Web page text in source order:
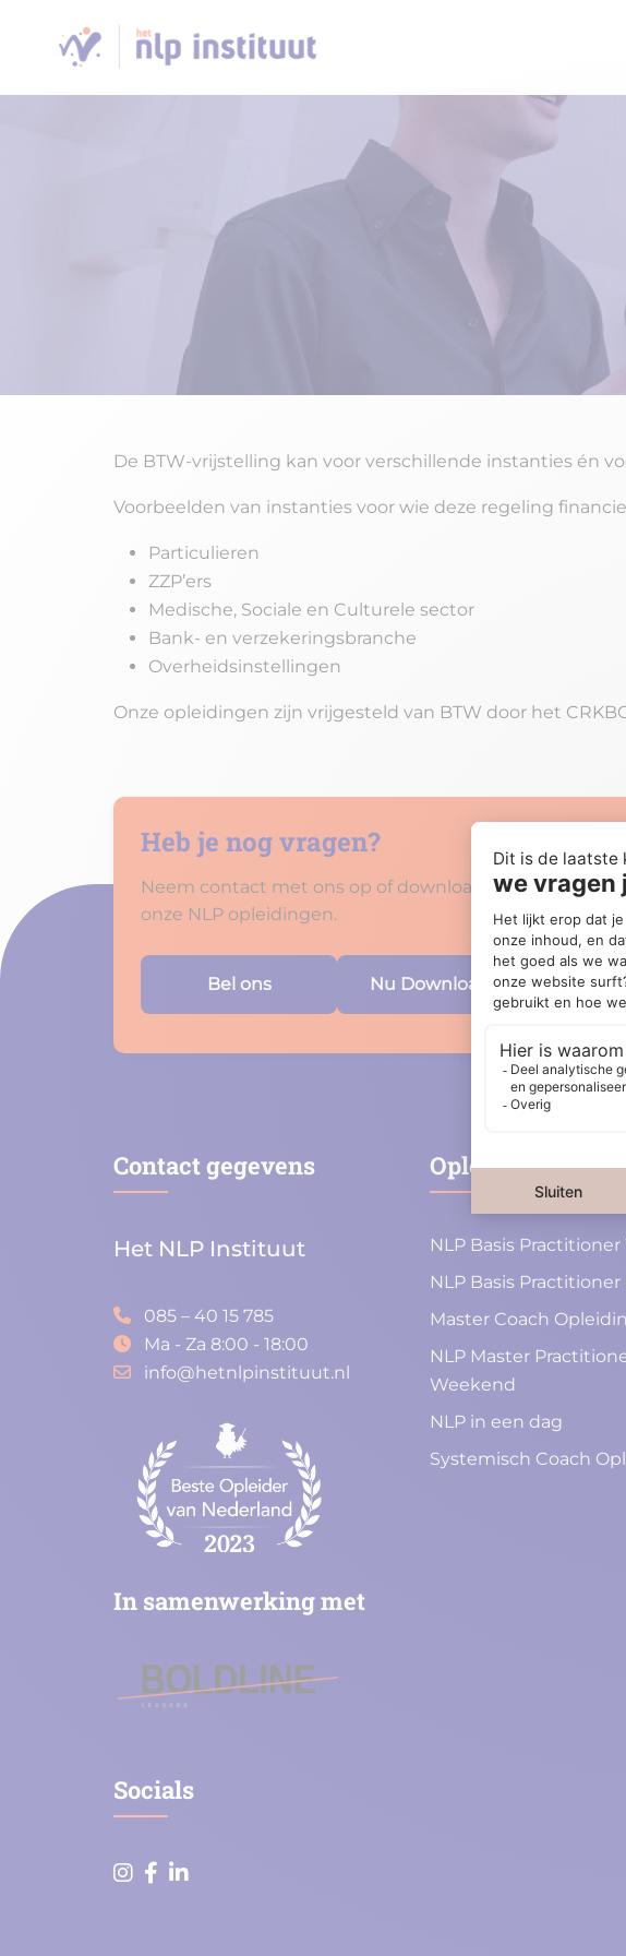
De BTW-vrijstelling kan voor verschillende instanties én
Voorbeelden van instanties voor wie deze regeling
Particulieren
ZZP’ers
Medische, Sociale en Culturele sector
Bank- en verzekeringsbranche
Overheidsinstellingen
Onze opleidingen zijn vrijgesteld van BTW door het
Heb je nog vragen?
Neem contact met ons op of download de brochure en
onze NLP opleidingen.
Bel ons Nu Downloaden
Contact gegevens
Het NLP Instituut
085 – 40 15 785
Ma - Za 8:00 - 18:00
info@hetnlpinstituut.nl
In samenwerking met
Opleidingen
NLP Basis
NLP Basis
Master Coach
NLP Master
Weekend
NLP in een dag
Systemisch Coach
Socials